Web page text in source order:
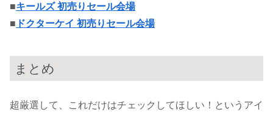
■キールズ 初売りセール会場
■ ドクターケイ 初売りセール会場
まとめ
超厳選して、これだけはチェックしてほしい！というアイ